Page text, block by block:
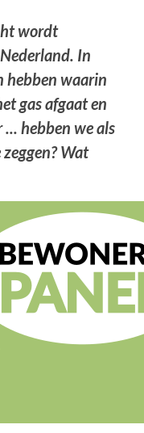
wordt
In
hebben waarin
gas afgaat en
hebben we als
Wat